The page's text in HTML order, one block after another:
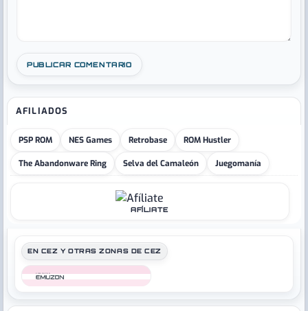
AFILIADOS
PSP ROM NES Games Retrobase ROM Hustler
The Abandonware Ring Selva del Camaleón Juegomanía
AFÍLIATE
EN CEZ Y OTRAS ZONAS DE CEZ